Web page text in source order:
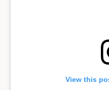
View this